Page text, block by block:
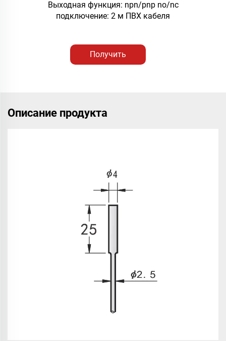
Выходная функция: npn/pnp no/nc
подключение: 2 м ПВХ кабеля
Получить
Описание продукта